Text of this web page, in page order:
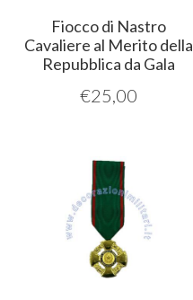
Fiocco di Nastro
Cavaliere al Merito della
Repubblica da Gala
€25,00